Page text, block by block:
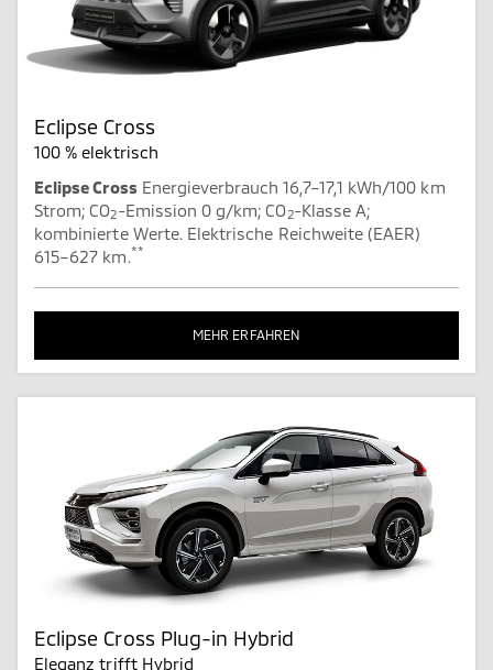
Eclipse Cross
100 % elektrisch
Eclipse Cross Energieverbrauch 16,7–17,1 kWh/100 km
Strom; CO2-Emission 0 g/km; CO2-Klasse A;
kombinierte Werte. Elektrische Reichweite (EAER)
615–627 km. **
MEHR ERFAHREN
Eclipse Cross Plug-in Hybrid
Eleganz trifft Hybrid